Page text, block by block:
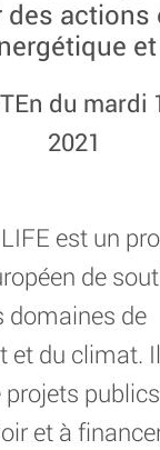
des actions
du mardi
2021
est un
de
domaines de
et du climat.
et à